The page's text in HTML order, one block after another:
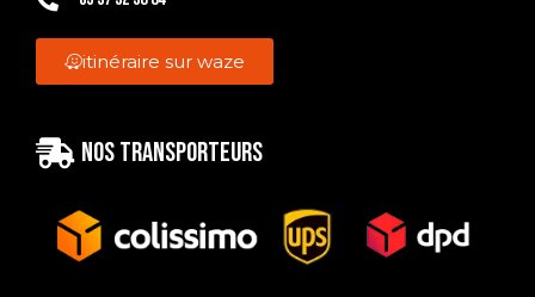
itinéraire sur waze
Nos transporteurs